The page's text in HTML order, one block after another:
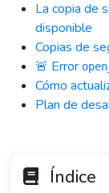
La copia de
disponible
Copias de
🚨 Error
Cómo
Plan de
Índice